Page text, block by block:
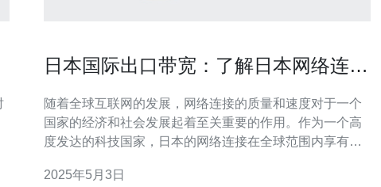
日本国际出口带宽：了解日本网络连接
随着全球互联网的发展，网络连接的质量和速度对于一个
国家的经济和社会发展起着至关重要的作用。作为一个高
度发达的科技国家，日本的网络连接在全球范围内享有盛
日本经济的影响。 国际出口带宽是指一个国家与其他国家
2025年5月3日